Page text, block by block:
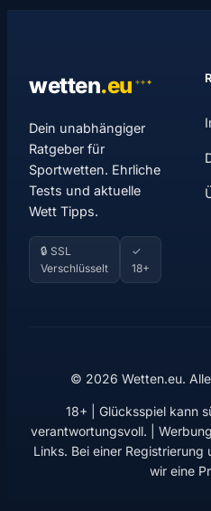
wetten.eu ✦✦ ✦
Dein unabhängiger
Ratgeber für
Sportwetten. Ehrliche
Tests und aktuelle
Wett Tipps.
🔒 SSL
Verschlüsselt
✓
18+
© 2026 Wetten.eu.
18+ | Glücksspiel kann
verantwortungsvoll. |
Links. Bei einer
wir eine